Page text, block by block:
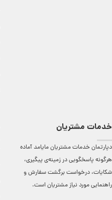
خدمات مشتریان
دپارتمان خدمات مشتریان مایامد آماده
هرگونه پاسخگویی در زمینه‌ی پیگیری،
شکایات، درخواست برگشت سفارش و
راهنمایی مورد نیاز مشتریان است.